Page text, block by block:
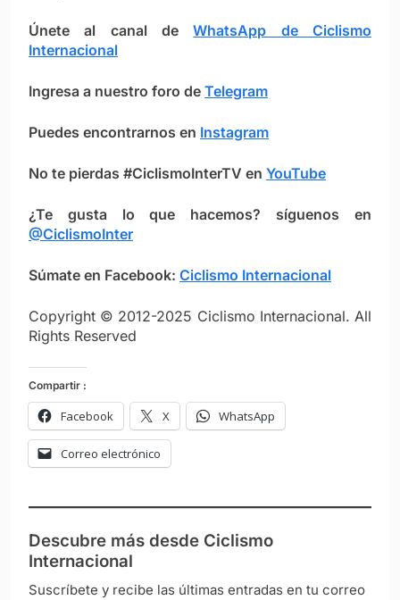
Únete al canal deWhatsApp de Ciclismo
Internacional
Ingresa a nuestro foro de Telegram
Puedes encontrarnos en Instagram
No te pierdas #CiclismoInterTV en YouTube
¿Te gusta lo que hacemos? síguenos en
@CiclismoInter
Súmate en Facebook: Ciclismo Internacional
Copyright © 2012-2025 Ciclismo Internacional. All
Rights Reserved
Compartir :
Facebook X WhatsApp
Correo electrónico
Descubre más desde Ciclismo
Internacional
Suscríbete y recibe las últimas entradas en tu correo